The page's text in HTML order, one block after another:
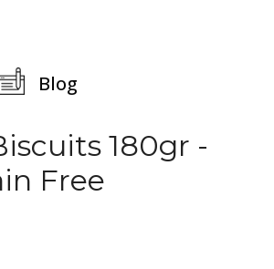
Blog
180gr -
Free